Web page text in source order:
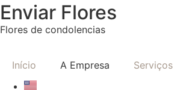
Enviar Flores
Flores de condolencias
Início A Empresa Serviços